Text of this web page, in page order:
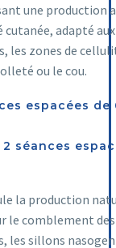
une production
adapté
les zones de
ou le cou.
espacées
séances
la production
comblement des
les sillons